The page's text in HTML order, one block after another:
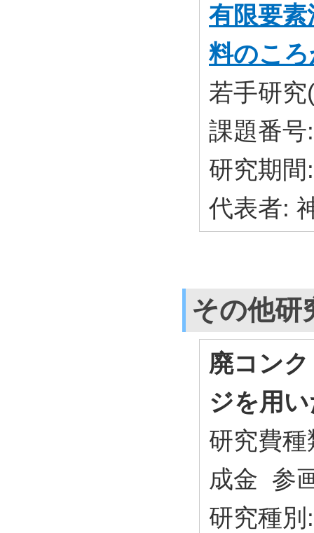
有限要
料のこ
若手研究
課題番号
研究期
代表者:
その他研
廃コン
ジを用
研究費
成金 参
研究種